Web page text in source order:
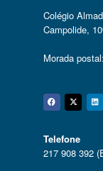
Colégio
Campolide,
Morada
Telefone
217 908 392